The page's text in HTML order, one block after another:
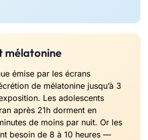
mélatonine
émise par les écrans
de mélatonine jusqu’à 3
Les adolescents
après 21h dorment en
de moins par nuit. Or les
besoin de 8 à 10 heures —